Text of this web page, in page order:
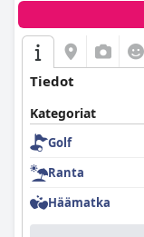
Tiedot
Kategoriat
Golf
Ranta
Häämatka